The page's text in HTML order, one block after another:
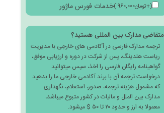
ها
خدمات فورس ماژور (
+
960,000تومان )
متقاضی مدارک بین المللی هستید؟
ترجمه مدارک فارسی در آکادمی های خارجی با مدیریت
ریاست هلدینگ، پس از شرکت در دوره و ارزیابی موفق،
گواهینامه رایگان فارسی را اخذ، سپس میتوانید
درخواست ترجمه آن با برند آکادمی خارجی ما را بدهید
که مشمول هزینه ترجمه، صدور، استعلام، نگهداری
مدارک بین الملل و مالیات در کشور متبوع میباشد،
معمولا به ارز و حدود ۲۰ تا ۵۰ $ میشود.